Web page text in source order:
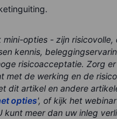
mini-opties - zijn risicovolle,
kennis,
risicoacceptatie. Zorg
met de werking en de
dit artikel en andere
opties', of kijk het webinar
kunt meer dan uw inleg